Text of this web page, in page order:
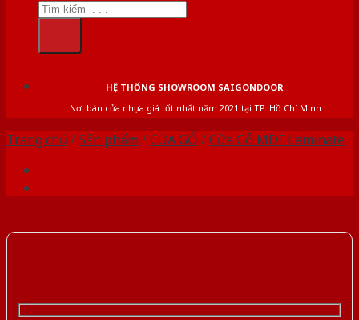
HỆ THỐNG SHOWROOM SAIGONDOOR
Nơi bán cửa nhựa giá tốt nhất năm 2021 tại TP. Hồ Chí Minh
Trang chủ /Sản phẩm /CỬA GỖ /Cửa Gỗ MDF Laminate